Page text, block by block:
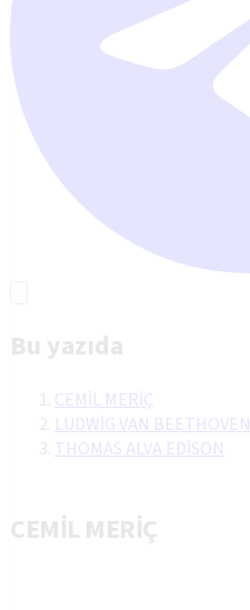
Bu yazıda
CEMİL MERİÇ
LUDWİG VAN BEETHOVEN
THOMAS ALVA EDİSON
CEMİL MERİÇ